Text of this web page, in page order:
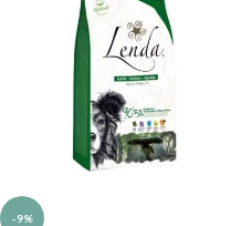
-9%